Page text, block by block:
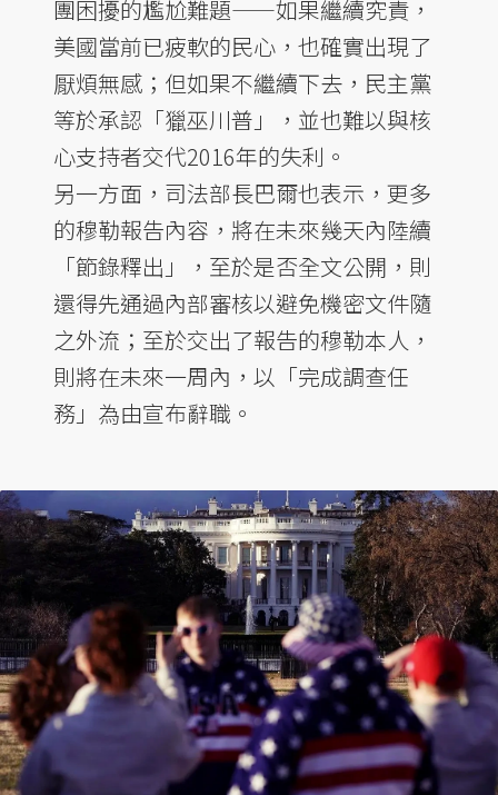
團困擾的尷尬難題——如果繼續究責，
美國當前已疲軟的民心，也確實出現了
厭煩無感；但如果不繼續下去，民主黨
等於承認「獵巫川普」，並也難以與核
心支持者交代2016年的失利。
另一方面，司法部長巴爾也表示，更多
的穆勒報告內容，將在未來幾天內陸續
「節錄釋出」，至於是否全文公開，則
還得先通過內部審核以避免機密文件隨
之外流；至於交出了報告的穆勒本人，
則將在未來一周內，以「完成調查任
務」為由宣布辭職。